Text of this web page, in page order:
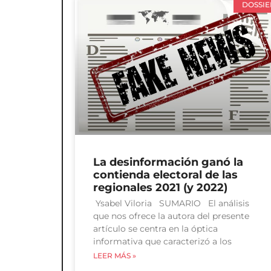
La desinformación ganó la
contienda electoral de las
regionales 2021 (y 2022)
Ysabel Viloria SUMARIO El análisis
que nos ofrece la autora del presente
artículo se centra en la óptica
informativa que caracterizó a los
LEER MÁS »